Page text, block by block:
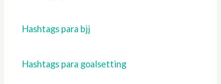
Hashtags para bjj
Hashtags para goalsetting